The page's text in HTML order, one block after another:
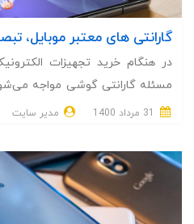
گارانتی های معتبر موبایل،
در هنگام خرید تجهیزات
مسئله گارانتی گوشی مواجه
قصد داریم در مورد گارانتی
مدیر سایت